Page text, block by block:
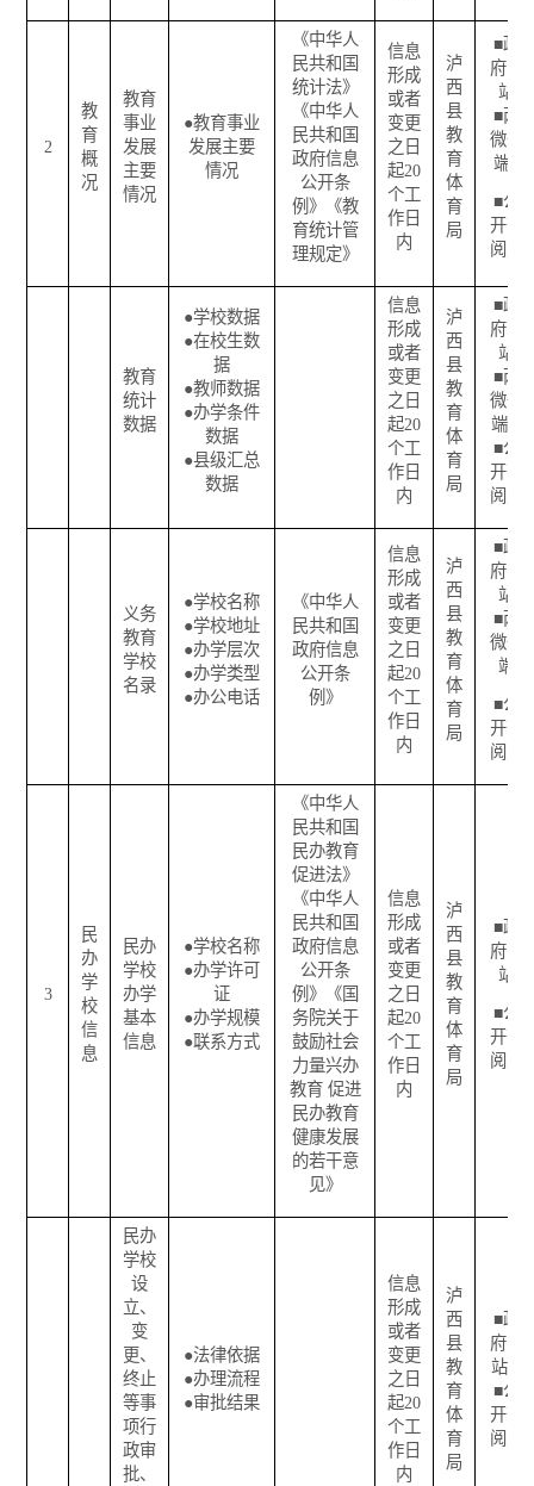
2
教
育
概
况
教育
事业
发展
主要
情况
●教育事业
发展主要
情况
《中华人
民共和国
统计法》
《中华人
民共和国
政府信息
公开条
例》《教
育统计管
理规定》
信息
形成
或者
变更
之日
起20
个工
作日
内
泸
西
县
教
育
体
育
局
■政
府网
站
■两
微一
端
■公
开查
阅点
教育
统计
数据
●学校数据
●在校生数
据
●教师数据
●办学条件
数据
●县级汇总
数据
信息
形成
或者
变更
之日
起20
个工
作日
内
泸
西
县
教
育
体
育
局
■政
府网
站
■两
微一
端
■公
开查
阅点
义务
教育
学校
名录
●学校名称
●学校地址
●办学层次
●办学类型
●办公电话
《中华人
民共和国
政府信息
公开条
例》
信息
形成
或者
变更
之日
起20
个工
作日
内
泸
西
县
教
育
体
育
局
■政
府网
站
■两
微一
端
■公
开查
阅点
3
民
办
学
校
信
息
民办
学校
办学
基本
信息
●学校名称
●办学许可
证
●办学规模
●联系方式
《中华人
民共和国
民办教育
促进法》
《中华人
民共和国
政府信息
公开条
例》《国
务院关于
鼓励社会
力量兴办
教育 促进
民办教育
健康发展
的若干意
见》
信息
形成
或者
变更
之日
起20
个工
作日
内
泸
西
县
教
育
体
育
局
■政
府网
站
■公
开查
阅点
民办
学校
设
立、
变
更、
终止
等事
项行
政审
批、
●法律依据
●办理流程
●审批结果
信息
形成
或者
变更
之日
起20
个工
作日
内
泸
西
县
教
育
体
育
局
■政
府网
站
■公
开查
阅点